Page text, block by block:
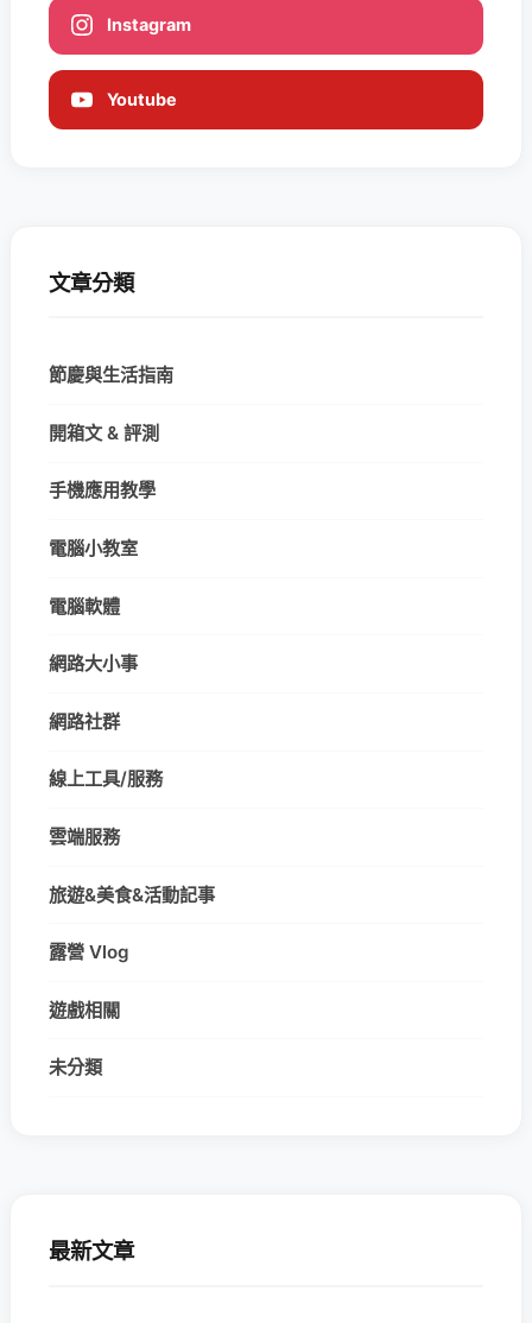
Instagram
Youtube
文章分類
節慶與生活指南
開箱文 & 評測
手機應用教學
電腦小教室
電腦軟體
網路大小事
網路社群
線上工具/服務
雲端服務
旅遊&美食&活動記事
露營 Vlog
遊戲相關
未分類
最新文章